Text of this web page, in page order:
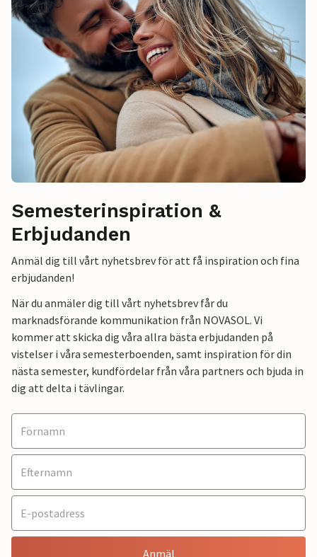
Semesterinspiration &
Erbjudanden
Anmäl dig till vårt nyhetsbrev för att få inspiration och fina
erbjudanden!
När du anmäler dig till vårt nyhetsbrev får du
marknadsförande kommunikation från NOVASOL. Vi
kommer att skicka dig våra allra bästa erbjudanden på
vistelser i våra semesterboenden, samt inspiration för din
nästa semester, kundfördelar från våra partners och bjuda in
dig att delta i tävlingar.
Anmäl